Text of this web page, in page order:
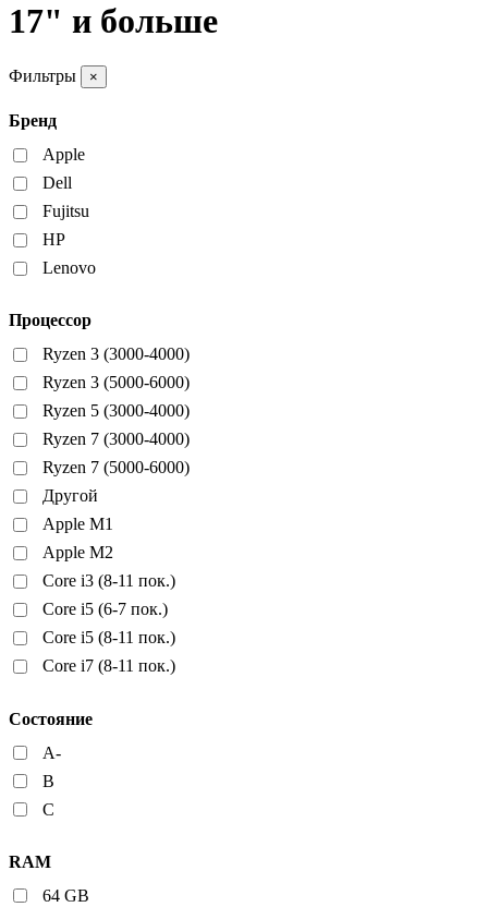
17" и больше
Фильтры ×
Бренд
Apple
Dell
Fujitsu
HP
Lenovo
Процессор
Ryzen 3 (3000-4000)
Ryzen 3 (5000-6000)
Ryzen 5 (3000-4000)
Ryzen 7 (3000-4000)
Ryzen 7 (5000-6000)
Другой
Apple M1
Apple M2
Core i3 (8-11 пок.)
Core i5 (6-7 пок.)
Core i5 (8-11 пок.)
Core i7 (8-11 пок.)
Состояние
A-
B
C
RAM
64 GB